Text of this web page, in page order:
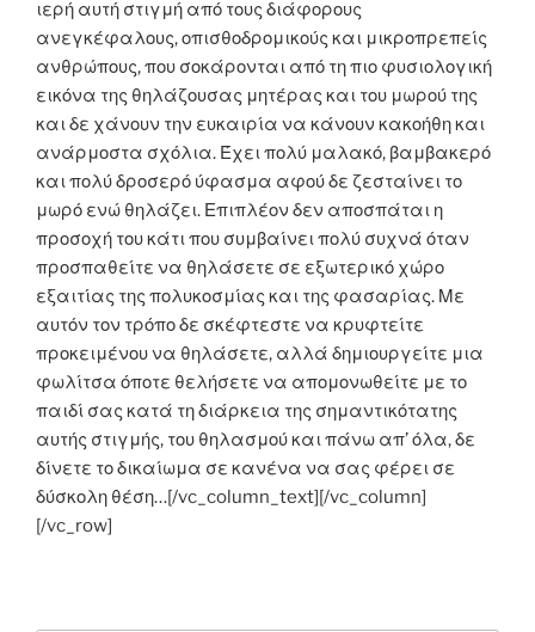
ιερή αυτή στιγμή από τους διάφορους
ανεγκέφαλους, οπισθοδρομικούς και μικροπρεπείς
ανθρώπους, που σοκάρονται από τη πιο φυσιολογική
εικόνα της θηλάζουσας μητέρας και του μωρού της
και δε χάνουν την ευκαιρία να κάνουν κακοήθη και
ανάρμοστα σχόλια. Έχει πολύ μαλακό, βαμβακερό
και πολύ δροσερό ύφασμα αφού δε ζεσταίνει το
μωρό ενώ θηλάζει. Επιπλέον δεν αποσπάται η
προσοχή του κάτι που συμβαίνει πολύ συχνά όταν
προσπαθείτε να θηλάσετε σε εξωτερικό χώρο
εξαιτίας της πολυκοσμίας και της φασαρίας. Με
αυτόν τον τρόπο δε σκέφτεστε να κρυφτείτε
προκειμένου να θηλάσετε, αλλά δημιουργείτε μια
φωλίτσα όποτε θελήσετε να απομονωθείτε με το
παιδί σας κατά τη διάρκεια της σημαντικότατης
αυτής στιγμής, του θηλασμού και πάνω απ’ όλα, δε
δίνετε το δικαίωμα σε κανένα να σας φέρει σε
δύσκολη θέση…[/vc_column_text][/vc_column]
[/vc_row]